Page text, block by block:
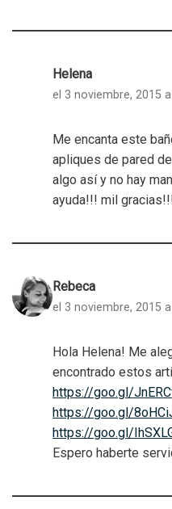
Helena
el 3 noviembre, 2015
Me encanta este
apliques de pared
algo así y no hay
ayuda!!! mil
Rebeca
el 3 noviembre, 2015
Hola Helena! Me
encontrado estos
https://goo.gl/
https://goo.gl/
https://goo.gl/
Espero haberte